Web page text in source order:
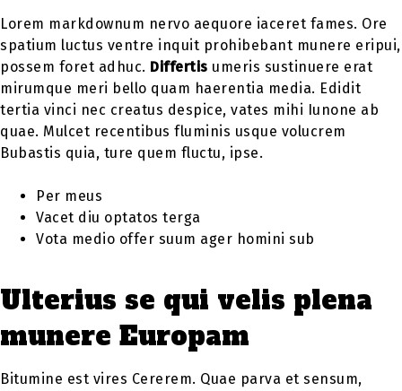
Lorem markdownum nervo aequore iaceret fames. Ore
spatium luctus ventre inquit prohibebant munere eripui,
possem foret adhuc. Differtis umeris sustinuere erat
mirumque meri bello quam haerentia media. Edidit
tertia vinci nec creatus despice, vates mihi Iunone ab
quae. Mulcet recentibus fluminis usque volucrem
Bubastis quia, ture quem fluctu, ipse.
Per meus
Vacet diu optatos terga
Vota medio offer suum ager homini sub
Ulterius se qui velis plena
munere Europam
Bitumine est vires Cererem. Quae parva et sensum,